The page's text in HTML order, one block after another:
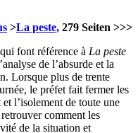
>La peste, 279 Seiten >>>
qui font référence à La peste
de l’absurde et la
Lorsque plus de trente
le préfet fait fermer les
l’isolement de toute une
comment les
de la situation et